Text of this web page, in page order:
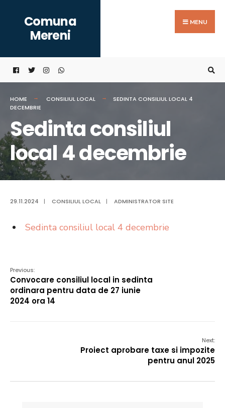
content
Comuna
Mereni
MENU
HOME CONSILIUL LOCAL
SEDINTA CONSILIUL LOCAL 4
DECEMBRIE
Sedinta consiliul
local 4 decembrie
29.11.2024 | CONSILIUL LOCAL | ADMINISTRATOR SITE
Sedinta consiliul local 4 decembrie
Previous:
Convocare consiliul local in sedinta
ordinara pentru data de 27 iunie
2024 ora 14
Next:
Proiect aprobare taxe si impozite
pentru anul 2025
for: